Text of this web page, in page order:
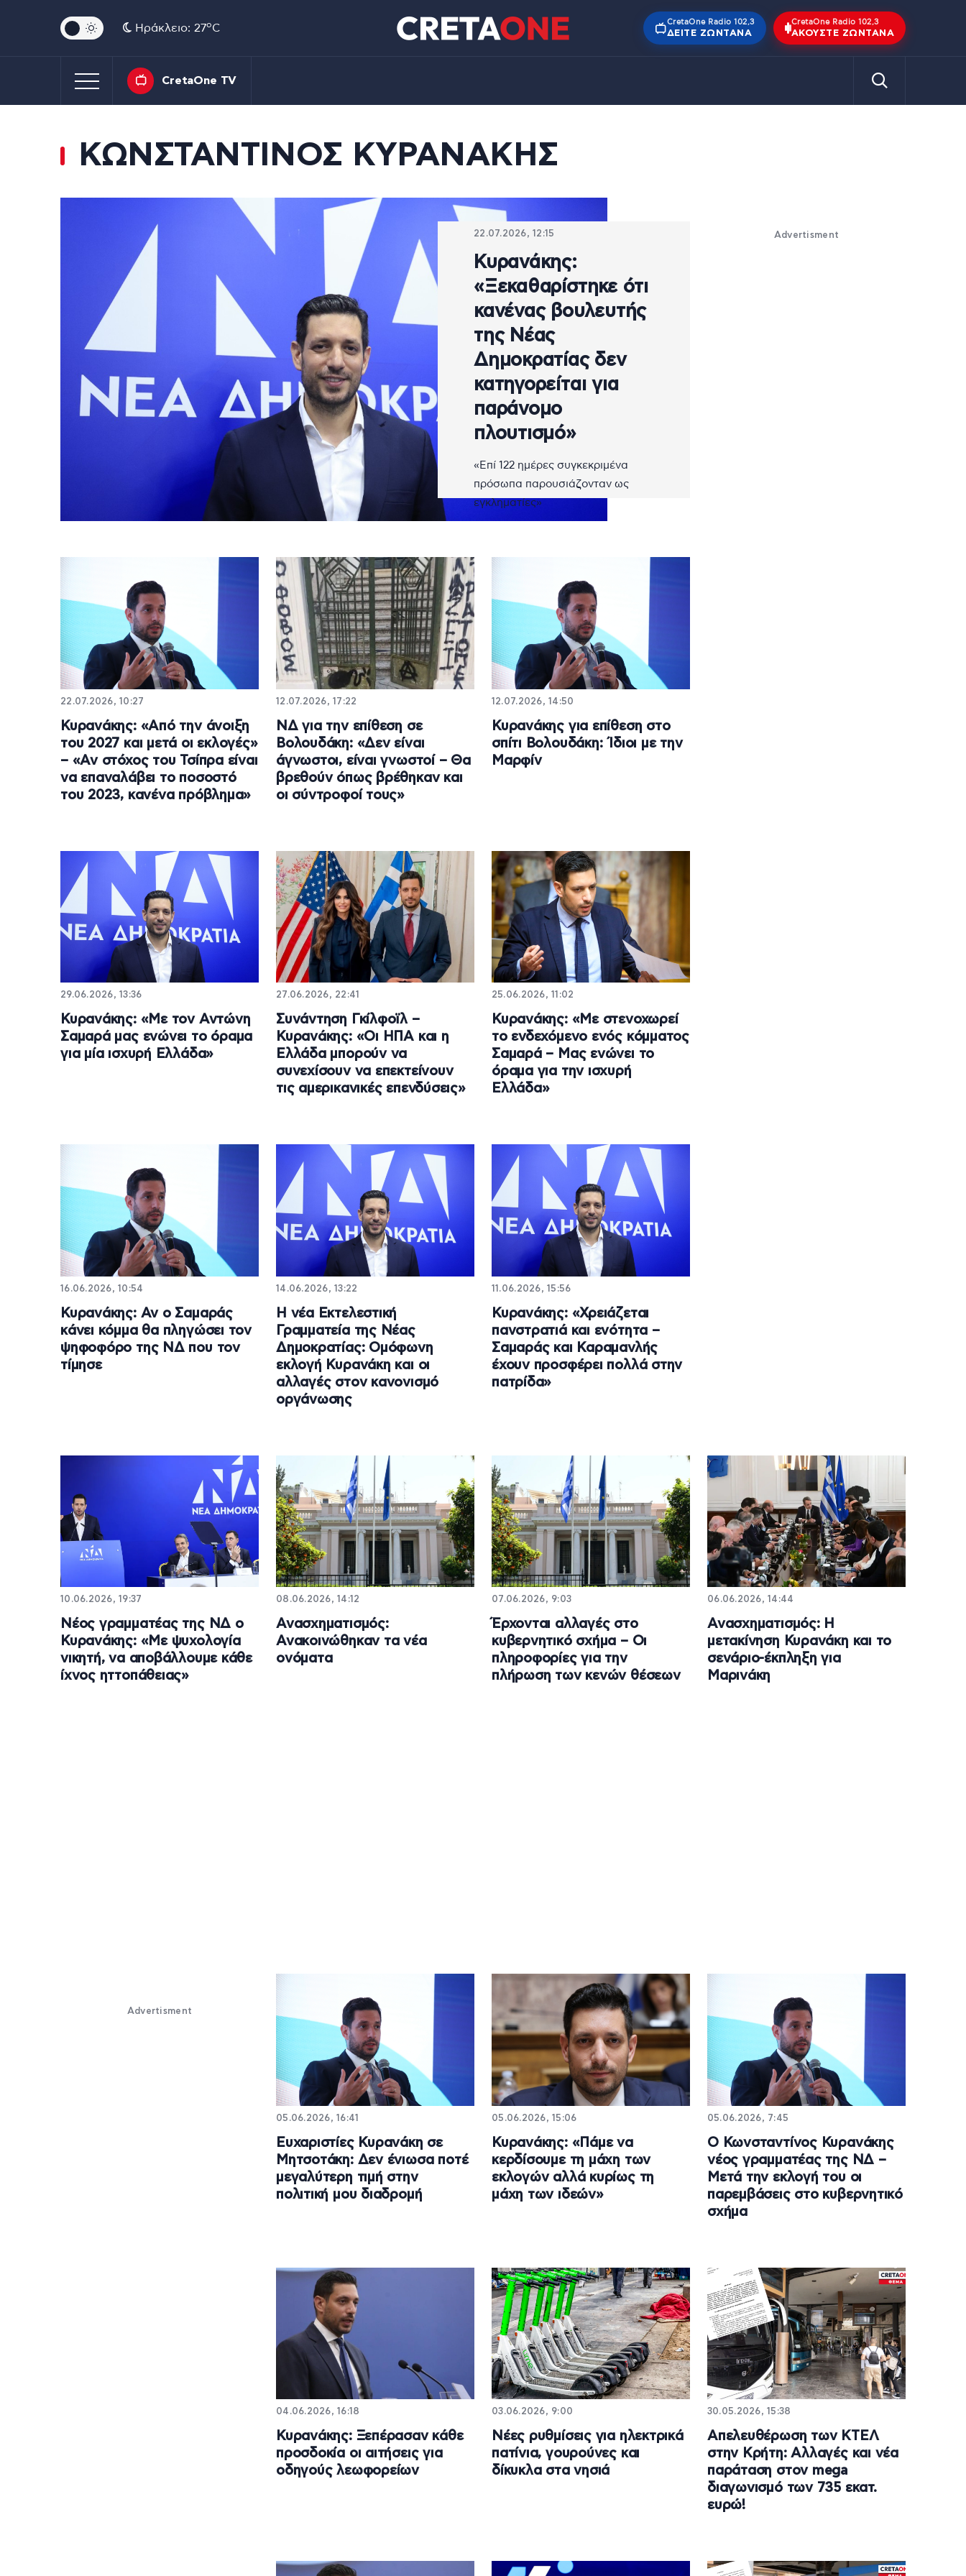
Ηράκλειο: 27oC
CretaOne Radio 102,3
ΔΕΊΤΕ ΖΩΝΤΑΝΆ
CretaOne Radio 102,3
ΑΚΟΎΣΤΕ ΖΩΝΤΑΝΆ
CretaOne TV
ΚΩΝΣΤΑΝΤΙΝΟΣ ΚΥΡΑΝΑΚΗΣ
22.07.2026, 12:15
Κυρανάκης:
«Ξεκαθαρίστηκε ότι
κανένας βουλευτής
της Νέας
Δημοκρατίας δεν
κατηγορείται για
παράνομο
πλουτισμό»
«Επί 122 ημέρες συγκεκριμένα
πρόσωπα παρουσιάζονταν ως
εγκληματίες»
22.07.2026, 10:27
Κυρανάκης: «Από την άνοιξη
του 2027 και μετά οι εκλογές»
– «Αν στόχος του Τσίπρα είναι
να επαναλάβει το ποσοστό
του 2023, κανένα πρόβλημα»
12.07.2026, 17:22
ΝΔ για την επίθεση σε
Βολουδάκη: «Δεν είναι
άγνωστοι, είναι γνωστοί – Θα
βρεθούν όπως βρέθηκαν και
οι σύντροφοί τους»
12.07.2026, 14:50
Κυρανάκης για επίθεση στο
σπίτι Βολουδάκη: Ίδιοι με την
Μαρφίν
29.06.2026, 13:36
Κυρανάκης: «Με τον Αντώνη
Σαμαρά μας ενώνει το όραμα
για μία ισχυρή Ελλάδα»
27.06.2026, 22:41
Συνάντηση Γκίλφοϊλ –
Κυρανάκης: «Οι ΗΠΑ και η
Ελλάδα μπορούν να
συνεχίσουν να επεκτείνουν
τις αμερικανικές επενδύσεις»
25.06.2026, 11:02
Κυρανάκης: «Με στενοχωρεί
το ενδεχόμενο ενός κόμματος
Σαμαρά – Μας ενώνει το
όραμα για την ισχυρή
Ελλάδα»
16.06.2026, 10:54
Κυρανάκης: Αν ο Σαμαράς
κάνει κόμμα θα πληγώσει τον
ψηφοφόρο της ΝΔ που τον
τίμησε
14.06.2026, 13:22
Η νέα Εκτελεστική
Γραμματεία της Νέας
Δημοκρατίας: Ομόφωνη
εκλογή Κυρανάκη και οι
αλλαγές στον κανονισμό
οργάνωσης
11.06.2026, 15:56
Κυρανάκης: «Χρειάζεται
πανστρατιά και ενότητα –
Σαμαράς και Καραμανλής
έχουν προσφέρει πολλά στην
πατρίδα»
Advertisment
10.06.2026, 19:37
Νέος γραμματέας της ΝΔ ο
Κυρανάκης: «Με ψυχολογία
νικητή, να αποβάλλουμε κάθε
ίχνος ηττοπάθειας»
08.06.2026, 14:12
Ανασχηματισμός:
Ανακοινώθηκαν τα νέα
ονόματα
07.06.2026, 9:03
Έρχονται αλλαγές στo
κυβερνητικό σχήμα – Οι
πληροφορίες για την
πλήρωση των κενών θέσεων
06.06.2026, 14:44
Ανασχηματισμός: Η
μετακίνηση Κυρανάκη και το
σενάριο-έκπληξη για
Μαρινάκη
Advertisment
05.06.2026, 16:41
Ευχαριστίες Κυρανάκη σε
Μητσοτάκη: Δεν ένιωσα ποτέ
μεγαλύτερη τιμή στην
πολιτική μου διαδρομή
05.06.2026, 15:06
Κυρανάκης: «Πάμε να
κερδίσουμε τη μάχη των
εκλογών αλλά κυρίως τη
μάχη των ιδεών»
05.06.2026, 7:45
Ο Κωνσταντίνος Κυρανάκης
νέος γραμματέας της ΝΔ –
Μετά την εκλογή του οι
παρεμβάσεις στο κυβερνητικό
σχήμα
04.06.2026, 16:18
Κυρανάκης: Ξεπέρασαν κάθε
προσδοκία οι αιτήσεις για
οδηγούς λεωφορείων
03.06.2026, 9:00
Νέες ρυθμίσεις για ηλεκτρικά
πατίνια, γουρούνες και
δίκυκλα στα νησιά
30.05.2026, 15:38
Απελευθέρωση των ΚΤΕΛ
στην Κρήτη: Αλλαγές και νέα
παράταση στον mega
διαγωνισμό των 735 εκατ.
ευρώ!